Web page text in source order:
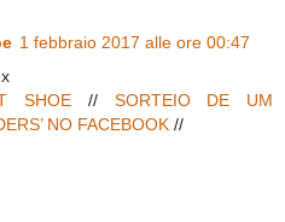
1 febbraio 2017 alle ore 00:47
SHOE // SORTEIO DE UM
NO FACEBOOK //